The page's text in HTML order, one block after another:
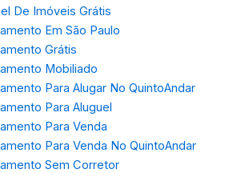
De Imóveis Grátis
Em São Paulo
Grátis
Mobiliado
Para Alugar No QuintoAndar
Para Aluguel
Para Venda
Para Venda No QuintoAndar
Sem Corretor